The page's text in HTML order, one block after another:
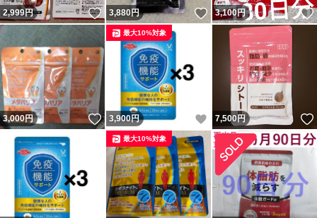
2,999円 いいね！
3,880円 いいね！
3,100円
3,000円 いいね！
3,900円 いいね！
最大10%対象
7,500円
最大10%対象